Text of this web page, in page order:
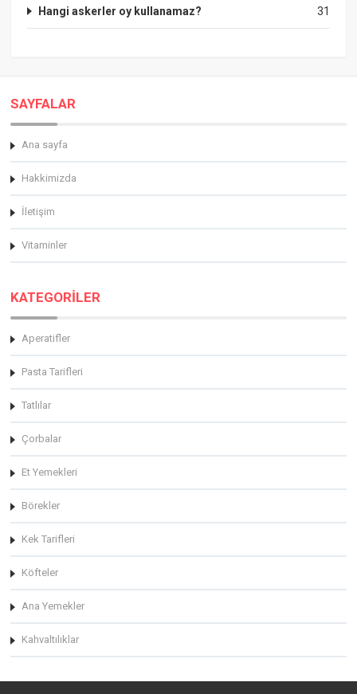
31
Hangi askerler oy kullanamaz?
SAYFALAR
Ana sayfa
Hakkimizda
İletişim
Vitaminler
KATEGORİLER
Aperatifler
Pasta Tarifleri
Tatlılar
Çorbalar
Et Yemekleri
Börekler
Kek Tarifleri
Köfteler
Ana Yemekler
Kahvaltılıklar